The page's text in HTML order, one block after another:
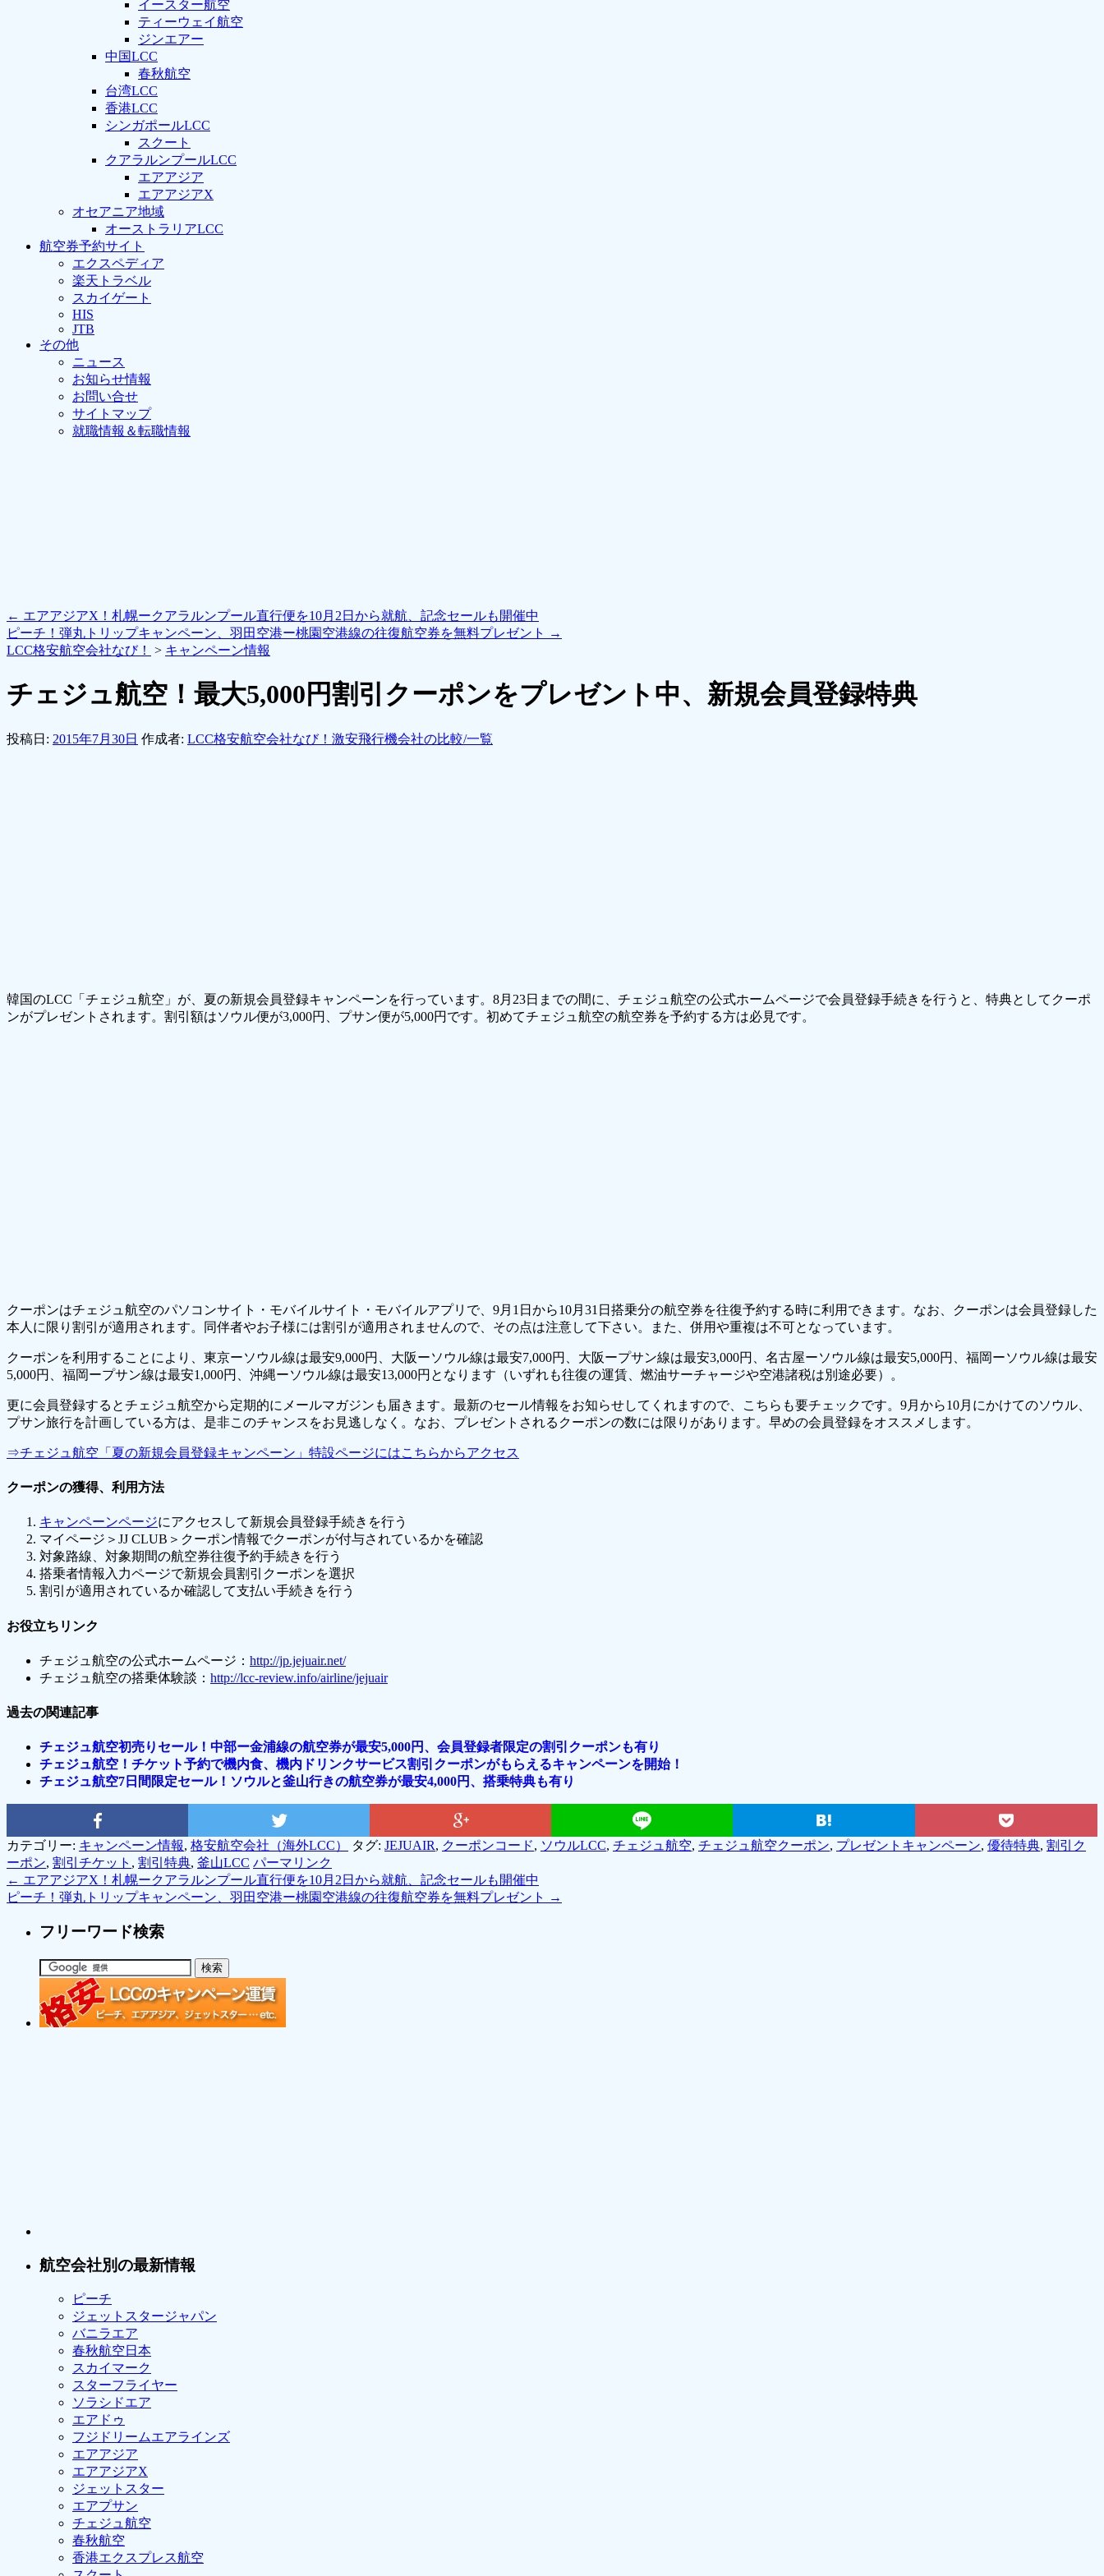
イースター航空
ティーウェイ航空
ジンエアー
中国LCC
春秋航空
台湾LCC
香港LCC
シンガポールLCC
スクート
クアラルンプールLCC
エアアジア
エアアジアX
オセアニア地域
オーストラリアLCC
航空券予約サイト
エクスペディア
楽天トラベル
スカイゲート
HIS
JTB
その他
ニュース
お知らせ情報
お問い合せ
サイトマップ
就職情報＆転職情報
← エアアジアX！札幌ークアラルンプール直行便を10月2日から就航、記念セールも開催中
ピーチ！弾丸トリップキャンペーン、羽田空港ー桃園空港線の往復航空券を無料プレゼント
→
LCC格安航空会社なび！
> キャンペーン情報
チェジュ航空！最大5,000円割引クーポンをプレゼント中、新規会員登録特典
投稿日: 2015年7月30日 作成者: LCC格安航空会社なび！激安飛行機会社の比較/一覧
韓国のLCC「チェジュ航空」が、夏の新規会員登録キャンペーンを行っています。8月23日までの間に、チェジュ航空の公式ホームページで会員登録手続きを行うと、特典としてクーポ
ンがプレゼントされます。割引額はソウル便が3,000円、プサン便が5,000円です。初めてチェジュ航空の航空券を予約する方は必見です。
クーポンはチェジュ航空のパソコンサイト・モバイルサイト・モバイルアプリで、9月1日から10月31日搭乗分の航空券を往復予約する時に利用できます。なお、クーポンは会員登録した
本人に限り割引が適用されます。同伴者やお子様には割引が適用されませんので、その点は注意して下さい。また、併用や重複は不可となっています。
クーポンを利用することにより、東京ーソウル線は最安9,000円、大阪ーソウル線は最安7,000円、大阪ープサン線は最安3,000円、名古屋ーソウル線は最安5,000円、福岡ーソウル線は最安
5,000円、福岡ープサン線は最安1,000円、沖縄ーソウル線は最安13,000円となります（いずれも往復の運賃、燃油サーチャージや空港諸税は別途必要）。
更に会員登録するとチェジュ航空から定期的にメールマガジンも届きます。最新のセール情報をお知らせしてくれますので、こちらも要チェックです。9月から10月にかけてのソウル、
プサン旅行を計画している方は、是非このチャンスをお見逃しなく。なお、プレゼントされるクーポンの数には限りがあります。早めの会員登録をオススメします。
⇒チェジュ航空「夏の新規会員登録キャンペーン」特設ページにはこちらからアクセス
クーポンの獲得、利用方法
キャンペーンページにアクセスして新規会員登録手続きを行う
マイページ＞JJ CLUB＞クーポン情報でクーポンが付与されているかを確認
対象路線、対象期間の航空券往復予約手続きを行う
搭乗者情報入力ページで新規会員割引クーポンを選択
割引が適用されているか確認して支払い手続きを行う
お役立ちリンク
チェジュ航空の公式ホームページ： http://jp.jejuair.net/
チェジュ航空の搭乗体験談： http://lcc-review.info/airline/jejuair
過去の関連記事
チェジュ航空初売りセール！中部ー金浦線の航空券が最安5,000円、会員登録者限定の割引クーポンも有り
チェジュ航空！チケット予約で機内食、機内ドリンクサービス割引クーポンがもらえるキャンペーンを開始！
チェジュ航空7日間限定セール！ソウルと釜山行きの航空券が最安4,000円、搭乗特典も有り
カテゴリー: キャンペーン情報, 格安航空会社（海外LCC） タグ: JEJUAIR, クーポンコード, ソウルLCC, チェジュ航空, チェジュ航空クーポン, プレゼントキャンペーン, 優待特典, 割引ク
ーポン, 割引チケット , 割引特典, 釜山LCC パーマリンク
← エアアジアX！札幌ークアラルンプール直行便を10月2日から就航、記念セールも開催中
ピーチ！弾丸トリップキャンペーン、羽田空港ー桃園空港線の往復航空券を無料プレゼント
→
フリーワード検索
航空会社別の最新情報
ピーチ
ジェットスタージャパン
バニラエア
春秋航空日本
スカイマーク
スターフライヤー
ソラシドエア
エアドゥ
フジドリームエアラインズ
エアアジア
エアアジアX
ジェットスター
エアプサン
チェジュ航空
春秋航空
香港エクスプレス航空